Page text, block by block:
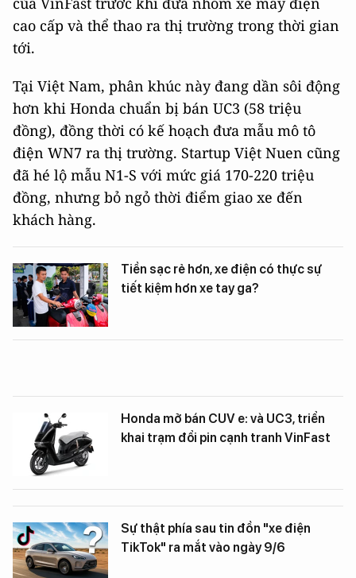
cao cấp và thể thao ra thị trường trong thời gian
tới.
Tại Việt Nam, phân khúc này đang dần sôi động
hơn khi Honda chuẩn bị bán UC3 (58 triệu
đồng), đồng thời có kế hoạch đưa mẫu mô tô
điện WN7 ra thị trường. Startup Việt Nuen cũng
đã hé lộ mẫu N1-S với mức giá 170-220 triệu
đồng, nhưng bỏ ngỏ thời điểm giao xe đến
khách hàng.
Tiền sạc rẻ hơn, xe điện có thực sự
tiết kiệm hơn xe tay ga?
Honda mở bán CUV e: và UC3, triển
khai trạm đổi pin cạnh tranh VinFast
Sự thật phía sau tin đồn "xe điện
TikTok" ra mắt vào ngày 9/6